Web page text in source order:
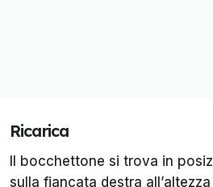
Ricarica
Il bocchettone si trova in
sulla fiancata destra